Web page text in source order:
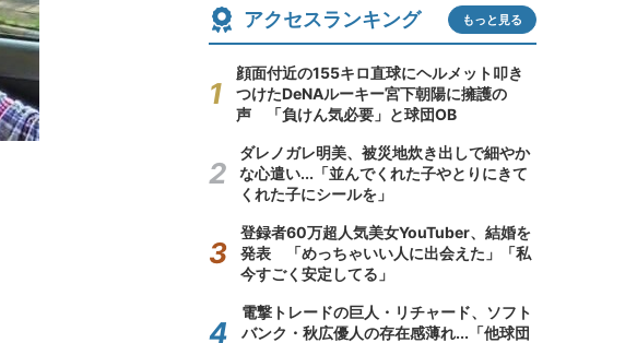
アクセスランキング もっと見る
顔面付近の155キロ直球にヘルメット叩き
つけたDeNAルーキー宮下朝陽に擁護の
声 「負けん気必要」と球団OB
ダレノガレ明美、被災地炊き出しで細やか
な心遣い...「並んでくれた子やとりにきて
くれた子にシールを」
登録者60万超人気美女YouTuber、結婚を
発表 「めっちゃいい人に出会えた」「私
今すごく安定してる」
電撃トレードの巨人・リチャード、ソフト
バンク・秋広優人の存在感薄れ...「他球団